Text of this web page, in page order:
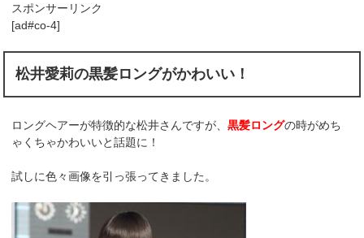
スポンサーリンク
[ad#co-4]
松井愛莉の黒髪ロングがかわいい！
ロングヘアーが特徴的な松井さんですが、黒髪ロングの時がめち
ゃくちゃかわいいと話題に！
試しに色々画像を引っ張ってきました。